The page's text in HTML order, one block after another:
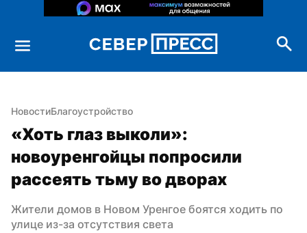
НовостиБлагоустройство
«Хоть глаз выколи»:
новоуренгойцы попросили
рассеять тьму во дворах
Жители домов в Новом Уренгое боятся ходить по
улице из-за отсутствия света